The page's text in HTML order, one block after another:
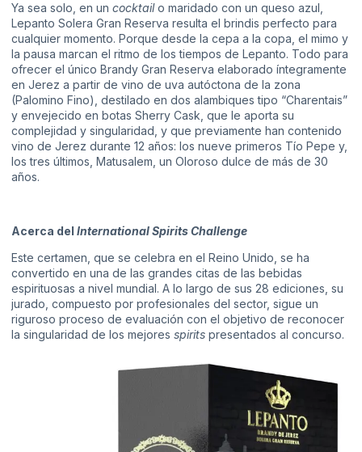
Ya sea solo, en un cocktailo maridado con un queso azul,
Lepanto Solera Gran Reserva resulta el brindis perfecto para
cualquier momento. Porque desde la cepa a la copa, el mimo y
la pausa marcan el ritmo de los tiempos de Lepanto. Todo para
ofrecer el único Brandy Gran Reserva elaborado íntegramente
en Jerez a partir de vino de uva autóctona de la zona
(Palomino Fino), destilado en dos alambiques tipo “Charentais”
y envejecido en botas Sherry Cask, que le aporta su
complejidad y singularidad, y que previamente han contenido
vino de Jerez durante 12 años: los nueve primeros Tío Pepe y,
los tres últimos, Matusalem, un Oloroso dulce de más de 30
años.
Acerca del International Spirits Challenge
Este certamen, que se celebra en el Reino Unido, se ha
convertido en una de las grandes citas de las bebidas
espirituosas a nivel mundial. A lo largo de sus 28 ediciones, su
jurado, compuesto por profesionales del sector, sigue un
riguroso proceso de evaluación con el objetivo de reconocer
la singularidad de los mejores spirits presentados al concurso.